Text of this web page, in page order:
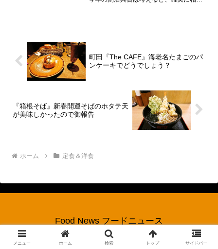
町田『The CAFE』海老名たまごのパ
ンケーキでどうでしょう？
『箱根そば』新春開運そばのホタテ天
が美味しかったので御報告
ホーム 定食＆洋食
Food News フードニュース
© 2017 Food News フードニュース.
メニュー ホーム 検索 トップ サイドバー